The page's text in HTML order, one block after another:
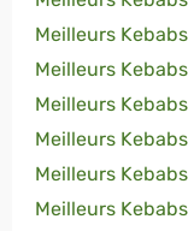
Meilleurs
Meilleurs
Meilleurs
Meilleurs
Meilleurs
Meilleurs